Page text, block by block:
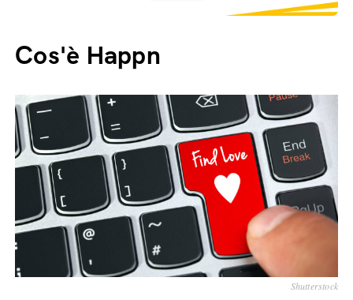
Cos'è Happn
Shutterstock